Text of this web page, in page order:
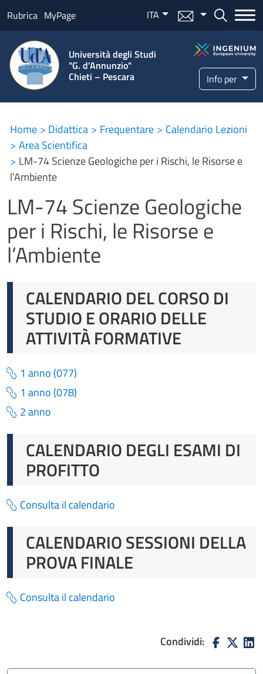
Salta al contenuto principale
Rubrica MyPage ITA Menu mail Bottone
Università degli Studi
"G. d'Annunzio"
Chieti – Pescara Info per
Home Didattica Frequentare
Calendario Lezioni
Area Scientifica
LM-74 Scienze Geologiche per i Rischi, le Risorse e
l’Ambiente
LM-74 Scienze Geologiche
per i Rischi, le Risorse e
l’Ambiente
CALENDARIO DEL CORSO DI
STUDIO E ORARIO DELLE
ATTIVITÀ FORMATIVE
1 anno (077)
1 anno (078)
2 anno
CALENDARIO DEGLI ESAMI DI
PROFITTO
Consulta il calendario
CALENDARIO SESSIONI DELLA
PROVA FINALE
Consulta il calendario
Condividi: